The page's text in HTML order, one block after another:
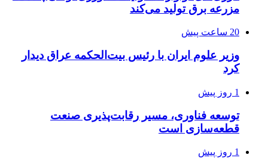
مزرعه‌ برق تولید می‌کند
20 ساعت پیش
وزیر علوم ایران با رئیس بیت‌الحکمه عراق دیدار
کرد
1 روز پیش
توسعه فناوری، مسیر رقابت‌پذیری صنعت
قطعه‌سازی است
1 روز پیش